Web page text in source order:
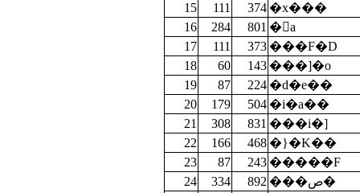
15
111 374 �x���
16
284 801 �󴼺a
17
111 373 ���F�D
18
60 143 ���]�o
19
87 224 �d�e��
20
179 504 �i�a��
21
308 831 ���i�]
22
166 468 �}�K��
23
87 243 �����F
24
334 892
���ص�